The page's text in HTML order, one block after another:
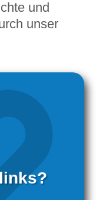
und
unser